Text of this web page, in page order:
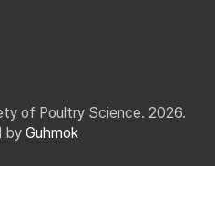
of Poultry Science. 2026.
by Guhmok